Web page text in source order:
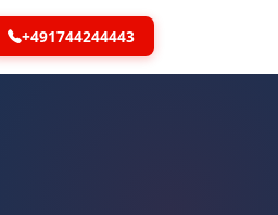
+491744244443